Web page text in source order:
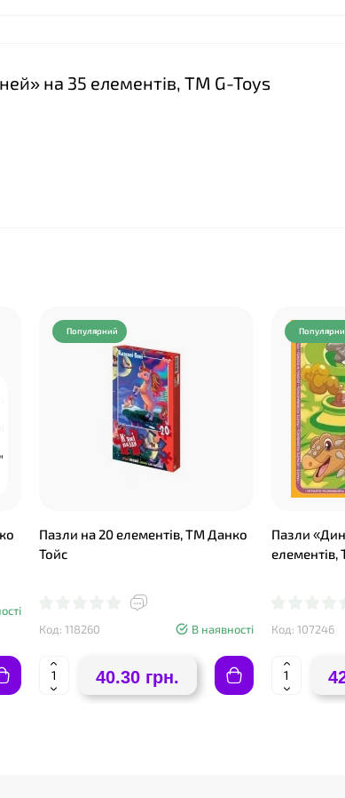
на 35 елементів, ТМ G-Toys
Популярний
Пазли на 20 елементів, ТМ Данко
Тойс
Код: 118260 В наявності
40.30 грн.
Пазли
елементів,
Код: 107246